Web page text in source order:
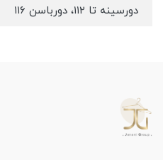
دورسینه تا ۱۱۲، دورباسن ۱۱۶